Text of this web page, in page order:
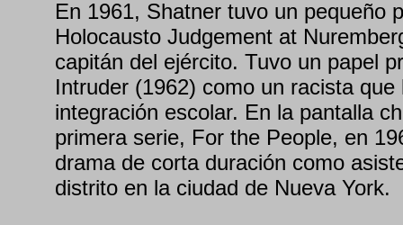
En 1961, Shatner tuvo un pequeño
Holocausto Judgement at
capitán del ejército. Tuvo un papel
Intruder (1962) como un racista que
integración escolar. En la pantalla
primera serie, For the People, en
drama de corta duración como
distrito en la ciudad de Nueva York.